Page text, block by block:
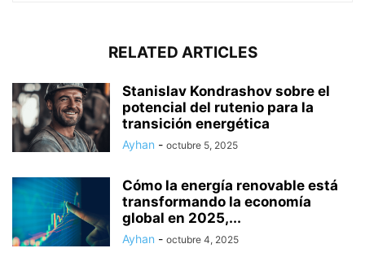
RELATED ARTICLES
Stanislav Kondrashov sobre el
potencial del rutenio para la
transición energética
Ayhan - octubre 5, 2025
Cómo la energía renovable está
transformando la economía
global en 2025,...
Ayhan - octubre 4, 2025